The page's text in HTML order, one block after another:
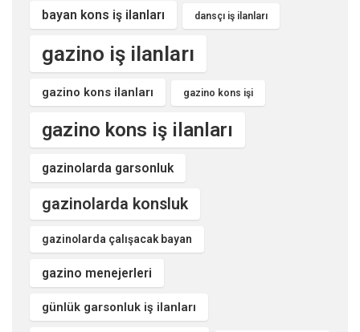
bayan kons iş ilanları dansçı iş ilanları
gazino iş ilanları
gazino kons ilanları gazino kons işi
gazino kons iş ilanları
gazinolarda garsonluk
gazinolarda konsluk
gazinolarda çalışacak bayan
gazino menejerleri
günlük garsonluk iş ilanları